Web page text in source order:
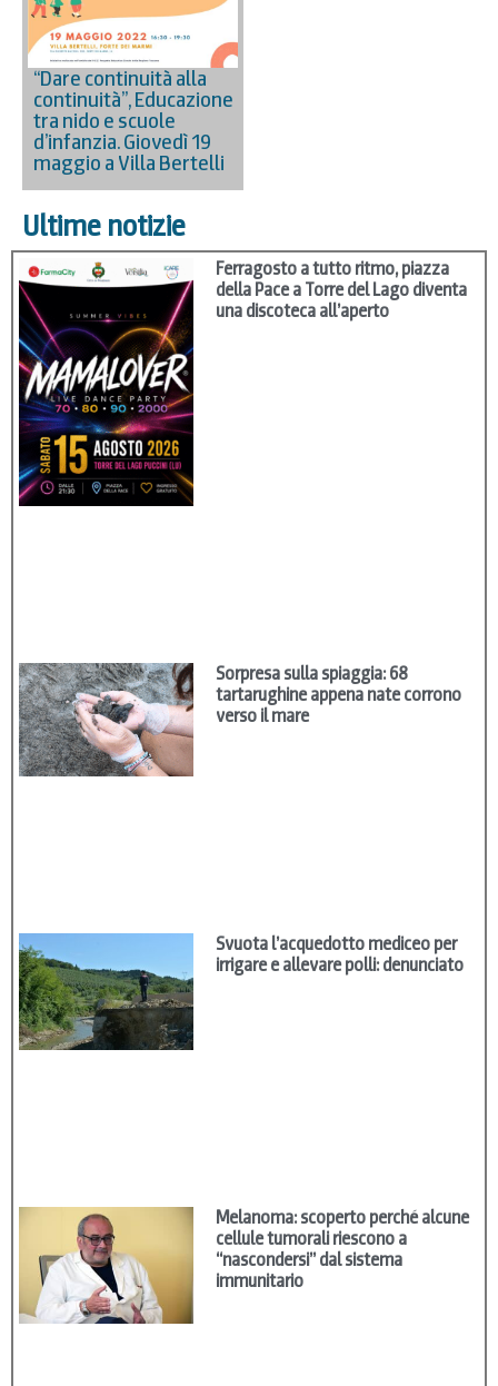
“Dare continuità alla
continuità”, Educazione
tra nido e scuole
d’infanzia. Giovedì 19
maggio a Villa Bertelli
Ultime notizie
Ferragosto a tutto ritmo, piazza
della Pace a Torre del Lago diventa
una discoteca all’aperto
Sorpresa sulla spiaggia: 68
tartarughine appena nate corrono
verso il mare
Svuota l’acquedotto mediceo per
irrigare e allevare polli: denunciato
Melanoma: scoperto perché alcune
cellule tumorali riescono a
“nascondersi” dal sistema
immunitario